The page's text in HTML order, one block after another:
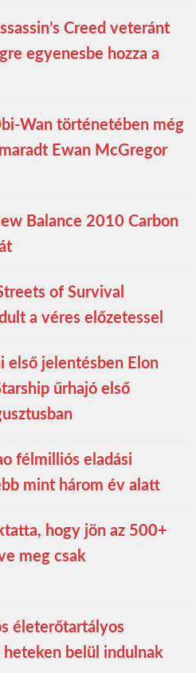
Creed veteránt
egyenesbe hozza a
Wan történetében még
Ewan McGregor
Balance 2010 Carbon
of Survival
a véres előzetessel
első jelentésben Elon
űrhajó első
félmilliós eladási
mint három év alatt
hogy jön az 500+
meg csak
életerőtartályos
heteken belül indulnak